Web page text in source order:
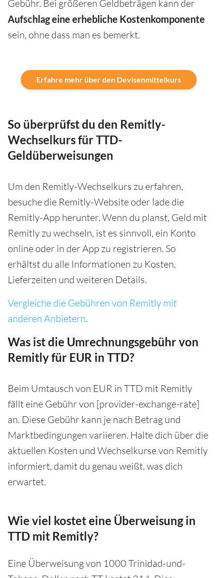
Gebühr. Bei größeren Geldbeträgen kann der
Aufschlag eine erhebliche Kostenkomponente
sein, ohne dass man es bemerkt.
Erfahre mehr über den Devisenmittelkurs
So überprüfst du den Remitly-
Wechselkurs für TTD-
Geldüberweisungen
Um den Remitly-Wechselkurs zu erfahren,
besuche die Remitly-Website oder lade die
Remitly-App herunter. Wenn du planst, Geld mit
Remitly zu wechseln, ist es sinnvoll, ein Konto
online oder in der App zu registrieren. So
erhältst du alle Informationen zu Kosten,
Lieferzeiten und weiteren Details.
Vergleiche die Gebühren von Remitly mit
anderen Anbietern.
Was ist die Umrechnungsgebühr von
Remitly für EUR in TTD?
Beim Umtausch von EUR in TTD mit Remitly
fällt eine Gebühr von [provider-exchange-rate]
an. Diese Gebühr kann je nach Betrag und
Marktbedingungen variieren. Halte dich über die
aktuellen Kosten und Wechselkurse von Remitly
informiert, damit du genau weißt, was dich
erwartet.
Wie viel kostet eine Überweisung in
TTD mit Remitly?
Eine Überweisung von 1000 Trinidad-und-